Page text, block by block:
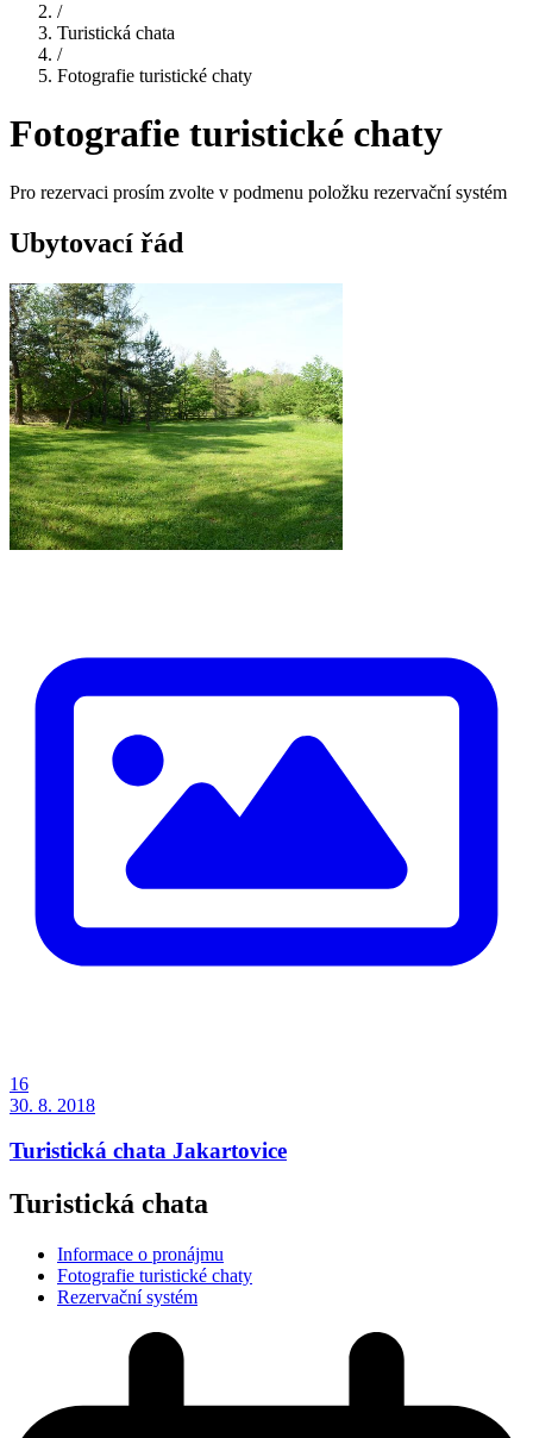
/
Turistická chata
/
Fotografie turistické chaty
Fotografie turistické chaty
Pro rezervaci prosím zvolte v podmenu položku rezervační systém
Ubytovací řád
16
30. 8. 2018
Turistická chata Jakartovice
Turistická chata
Informace o pronájmu
Fotografie turistické chaty
Rezervační systém